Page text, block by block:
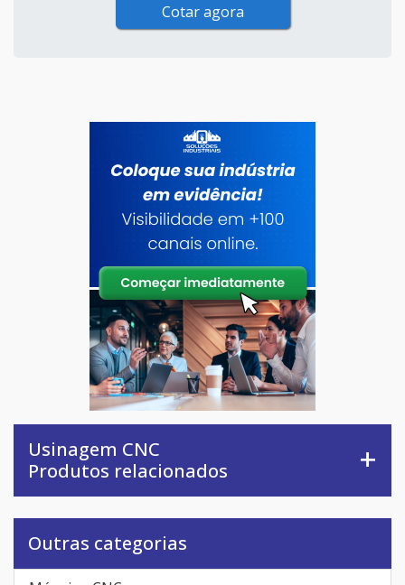
Cotar agora
Usinagem CNC
Produtos relacionados
Outras categorias